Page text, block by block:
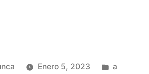
Enero 5, 2023 a